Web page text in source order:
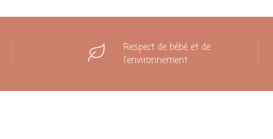
Respect de bébé et de
l'environnement